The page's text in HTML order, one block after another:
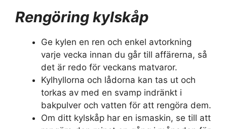
Rengöring kylskåp
Ge kylen en ren och enkel avtorkning
varje vecka innan du går till affärerna, så
det är redo för veckans matvaror.
Kylhyllorna och lådorna kan tas ut och
torkas av med en svamp indränkt i
bakpulver och vatten för att rengöra dem.
Om ditt kylskåp har en ismaskin, se till att